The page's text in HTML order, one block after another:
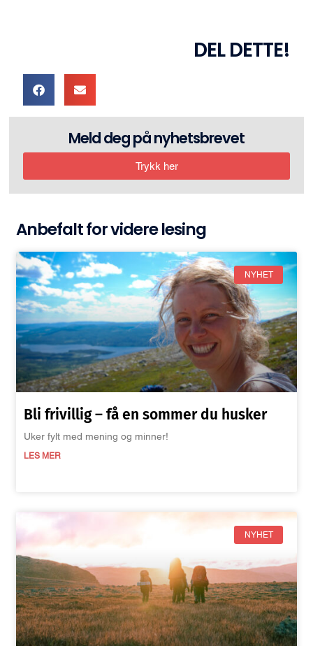
DEL DETTE!
Meld deg på nyhetsbrevet
Trykk her
Anbefalt for videre lesing
NYHET
Bli frivillig – få en sommer du husker
Uker fylt med mening og minner!
LES MER
NYHET